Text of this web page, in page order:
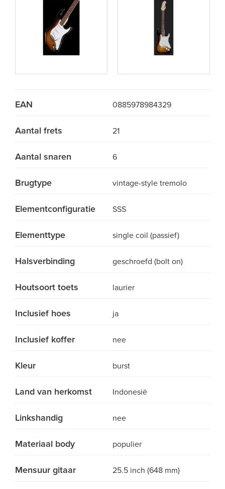
EAN 0885978984329
Aantal frets 21
Aantal snaren 6
Brugtype vintage-style tremolo
Elementconfiguratie SSS
Elementtype single coil (passief)
Halsverbinding geschroefd (bolt on)
Houtsoort toets laurier
Inclusief hoes ja
Inclusief koffer nee
Kleur burst
Land van herkomst Indonesië
Linkshandig nee
Materiaal body populier
Mensuur gitaar 25.5 inch (648 mm)